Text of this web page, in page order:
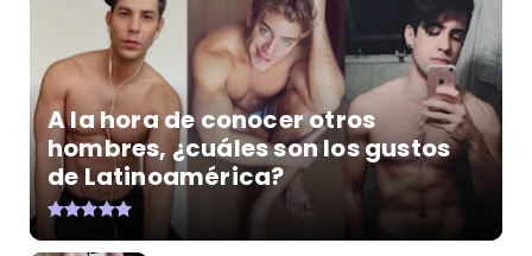
A la hora de conocer otros
hombres, ¿cuáles son los gustos
de Latinoamérica?